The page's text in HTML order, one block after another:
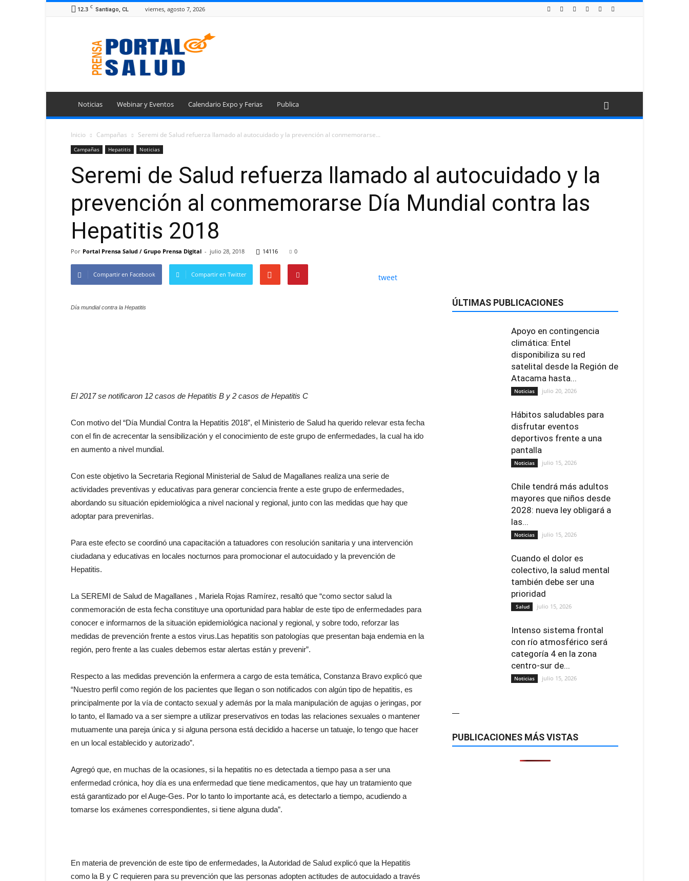
12.3 C Santiago, CL viernes, agosto 7, 2026
Portal
Prensa
Salud
Noticias Webinar y Eventos Calendario Expo y Ferias Publica
Inicio Campañas Seremi de Salud refuerza llamado al autocuidado y la prevención al conmemorarse...
Campañas Hepatitis Noticias
Seremi de Salud refuerza llamado al autocuidado y la
prevención al conmemorarse Día Mundial contra las
Hepatitis 2018
Por Portal Prensa Salud / Grupo Prensa Digital - julio 28, 2018 14116 0
Compartir en Facebook Compartir en Twitter tweet
Día mundial contra la Hepatitis
El 2017 se notificaron 12 casos de Hepatitis B y 2 casos de Hepatitis C
Con motivo del “Día Mundial Contra la Hepatitis 2018”, el Ministerio de Salud ha querido relevar esta fecha
con el fin de acrecentar la sensibilización y el conocimiento de este grupo de enfermedades, la cual ha ido
en aumento a nivel mundial.
Con este objetivo la Secretaria Regional Ministerial de Salud de Magallanes realiza una serie de
actividades preventivas y educativas para generar conciencia frente a este grupo de enfermedades,
abordando su situación epidemiológica a nivel nacional y regional, junto con las medidas que hay que
adoptar para prevenirlas.
Para este efecto se coordinó una capacitación a tatuadores con resolución sanitaria y una intervención
ciudadana y educativas en locales nocturnos para promocionar el autocuidado y la prevención de
Hepatitis.
La SEREMI de Salud de Magallanes , Mariela Rojas Ramírez, resaltó que “como sector salud la
conmemoración de esta fecha constituye una oportunidad para hablar de este tipo de enfermedades para
conocer e informarnos de la situación epidemiológica nacional y regional, y sobre todo, reforzar las
medidas de prevención frente a estos virus.Las hepatitis son patologías que presentan baja endemia en la
región, pero frente a las cuales debemos estar alertas están y prevenir”.
Respecto a las medidas prevención la enfermera a cargo de esta temática, Constanza Bravo explicó que
“Nuestro perfil como región de los pacientes que llegan o son notificados con algún tipo de hepatitis, es
principalmente por la vía de contacto sexual y además por la mala manipulación de agujas o jeringas, por
lo tanto, el llamado va a ser siempre a utilizar preservativos en todas las relaciones sexuales o mantener
mutuamente una pareja única y si alguna persona está decidido a hacerse un tatuaje, lo tengo que hacer
en un local establecido y autorizado”.
Agregó que, en muchas de la ocasiones, si la hepatitis no es detectada a tiempo pasa a ser una
enfermedad crónica, hoy día es una enfermedad que tiene medicamentos, que hay un tratamiento que
está garantizado por el Auge-Ges. Por lo tanto lo importante acá, es detectarlo a tiempo, acudiendo a
tomarse los exámenes correspondientes, si tiene alguna duda”.
En materia de prevención de este tipo de enfermedades, la Autoridad de Salud explicó que la Hepatitis
como la B y C requieren para su prevención que las personas adopten actitudes de autocuidado a través
ÚLTIMAS PUBLICACIONES
Apoyo en contingencia
climática: Entel
disponibiliza su red
satelital desde la Región de
Atacama hasta...
Noticias julio 20, 2026
Hábitos saludables para
disfrutar eventos
deportivos frente a una
pantalla
Noticias julio 15, 2026
Chile tendrá más adultos
mayores que niños desde
2028: nueva ley obligará a
las...
Noticias julio 15, 2026
Cuando el dolor es
colectivo, la salud mental
también debe ser una
prioridad
Salud julio 15, 2026
Intenso sistema frontal
con río atmosférico será
categoría 4 en la zona
centro-sur de...
Noticias julio 15, 2026
—
PUBLICACIONES MÁS VISTAS